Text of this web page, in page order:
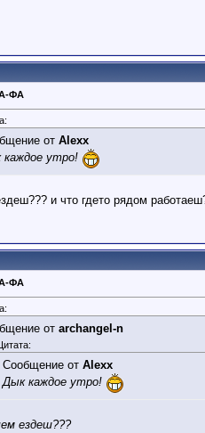
ФА
от Alexx
каждое утро!
и что гдето рядом
ФА
от archangel-n
Цитата:
Сообщение от Alexx
Дык каждое утро!
ездеш???